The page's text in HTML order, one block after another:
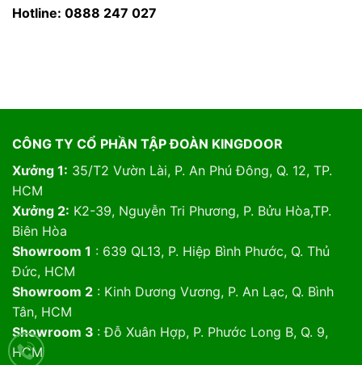
Hotline: 0888 247 027
CÔNG TY CỔ PHẦN TẬP ĐOÀN KINGDOOR
Xưởng 1: 35/T2 Vườn Lài, P. An Phú Đông, Q. 12, TP.
HCM
Xưởng 2: K2-39, Nguyễn Tri Phương, P. Bửu Hòa,TP.
Biên Hòa
Showroom 1 : 639 QL13, P. Hiệp Bình Phước, Q. Thủ
Đức, HCM
Showroom 2: Kinh Dương Vương, P. An Lạc, Q. Bình
Tân, HCM
Showroom 3 : Đỗ Xuân Hợp, P. Phước Long B, Q. 9,
HCM